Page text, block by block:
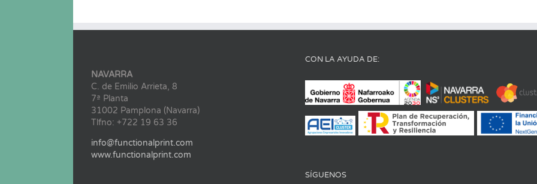
NAVARRA
C. de Emilio Arrieta, 8
7ª Planta
31002 Pamplona (Navarra)
Tlfno: +722 19 63 36
info@functionalprint.com
www.functionalprint.com
CON LA AYUDA DE:
SÍGUENOS